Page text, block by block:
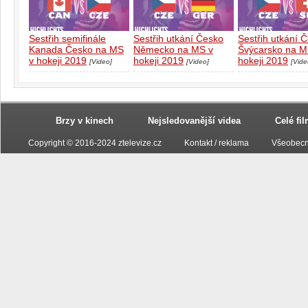
Sestřih semifinále
Kanada Česko na MS
v hokeji 2019 [Video]
Sestřih utkání Česko
Německo na MS v
hokeji 2019 [Video]
Sestřih utkání
Švýcarsko na
hokeji 2019
Brzy v kinech Nejsledovanější videa Celé
Copyright © 2016-2024 ztelevize.cz Kontakt / reklama